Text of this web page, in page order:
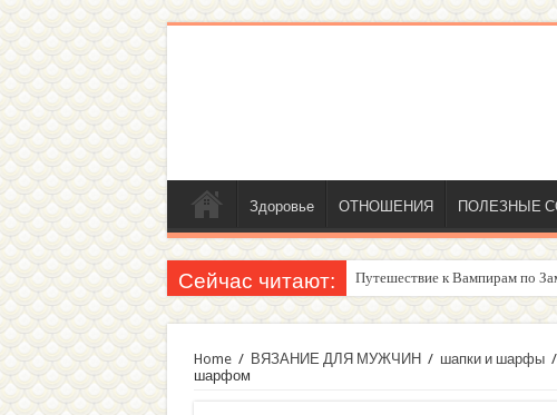
Здоровье ОТНОШЕНИЯ ПОЛЕЗНЫЕ
Сейчас читают: Путешествие к Вампирам по
Женский внутренний голос
Home / ВЯЗАНИЕ ДЛЯ МУЖЧИН / шапки и шарфы /
шарфом